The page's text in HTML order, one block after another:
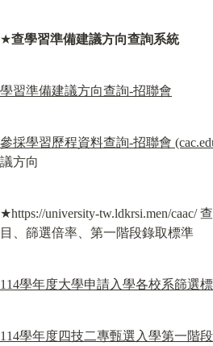
★查學習準備建議方向查詢系統
學習準備建議方向查詢-招聯會
參採學習歷程資料查詢-招聯會
議方向
★https://university-tw.ldkrsi.men/caac/
目、篩選倍率、第一階段錄取標準
114學年度大學申請入學各校系篩選
114學年度四技二專甄選入學第一階